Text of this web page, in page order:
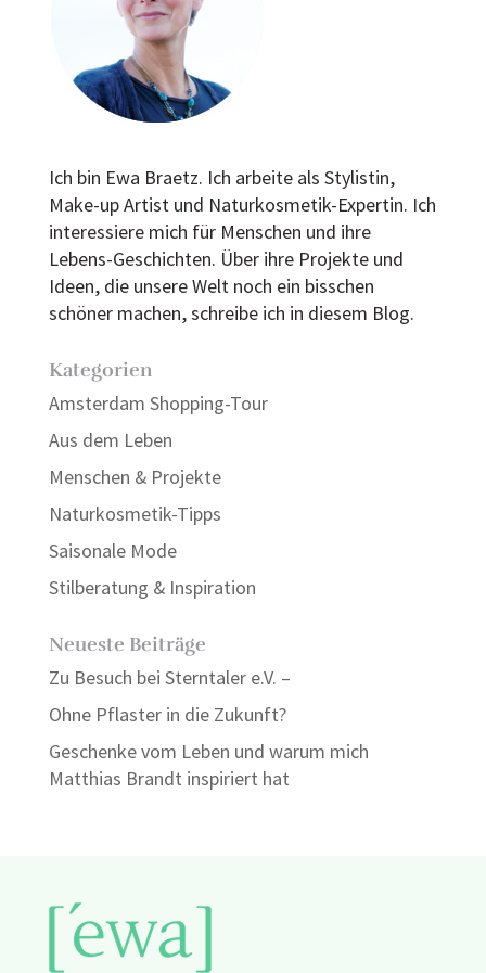
Ich bin Ewa Braetz. Ich arbeite als Stylistin,
Make-up Artist und Naturkosmetik-Expertin. Ich
interessiere mich für Menschen und ihre
Lebens-Geschichten. Über ihre Projekte und
Ideen, die unsere Welt noch ein bisschen
schöner machen, schreibe ich in diesem Blog.
Kategorien
Amsterdam Shopping-Tour
Aus dem Leben
Menschen & Projekte
Naturkosmetik-Tipps
Saisonale Mode
Stilberatung & Inspiration
Neueste Beiträge
Zu Besuch bei Sterntaler e.V. –
Ohne Pflaster in die Zukunft?
Geschenke vom Leben und warum mich
Matthias Brandt inspiriert hat